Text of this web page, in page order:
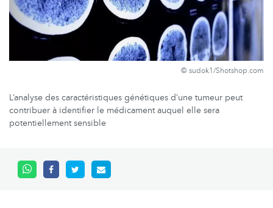
© sudok1/Shotshop.com
L’analyse des caractéristiques génétiques d’une tumeur peut
contribuer à identifier le médicament auquel elle sera
potentiellement sensible